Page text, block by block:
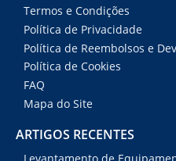
Termos e Condições
Política de Privacidade
Política de Reembolsos e
Política de Cookies
FAQ
Mapa do Site
ARTIGOS RECENTES
Levantamento de